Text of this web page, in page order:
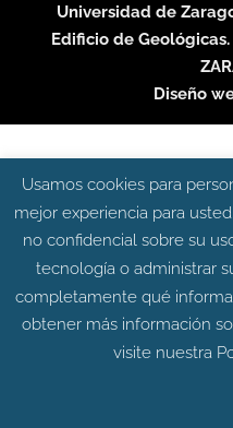
Universidad de
Edificio de
Diseño
Usamos cookies para
mejor experiencia para
no confidencial sobre su
tecnología o administrar
completamente qué
obtener más información
visite nuestra